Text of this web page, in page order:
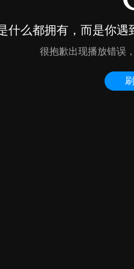
什么都拥有，而是你遇
很抱歉出现播放错误